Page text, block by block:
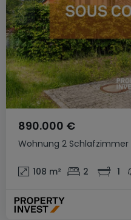
Wohnung 2 Schlafzimmer
890.000 €
108 m² 2 1